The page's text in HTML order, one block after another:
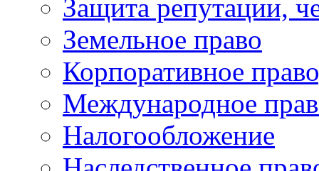
Защита репутации,
Земельное право
Корпоративное
Международное
Налогообложение